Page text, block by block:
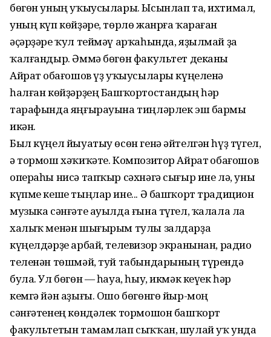
бөгөн уның уҡыусылары. Ысынлап та, ихтимал,
уның күп көйҙәре, төрлө жанрға ҡараған
әҫәрҙәре ҡул теймәү арҡаһында, яҙылмай ҙа
ҡалғандыр. Әммә бөгөн факультет деканы
Айрат Ҡобағошов үҙ уҡыусылары күңеленә
һалған көйҙәрҙең Башҡортостандың һәр
тарафында яңғырауына тиңләрлек эш бармы
икән.
Был күңел йыуатыу өсөн генә әйтелгән һүҙ түгел,
ә тормош хәҡиҡәте. Композитор Айрат Ҡобағошов
операһы нисә тапҡыр сәхнәгә сығыр ине лә, уны
күпме кеше тыңлар ине... Ә башҡорт традицион
музыка сәнғәте ауылда ғына түгел, ҡалала ла
халыҡ менән шығырым тулы залдарҙа
күңелдәрҙе арбай, телевизор экранынан, радио
теленән төшмәй, туй табындарының түрендә
була. Ул бөгөн — һауа, һыу, икмәк кеүек һәр
кемгә йән аҙығы. Ошо бөгөнгө йыр-моң
сәнғәтенең көндәлек тормошон башҡорт
факультетын тамамлап сыҡҡан, шулай уҡ унда